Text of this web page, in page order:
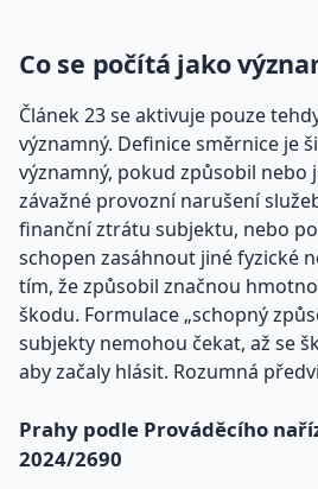
Co se počítá jako
Článek 23 se aktivuje pouze
významný. Definice směrnice je
významný, pokud způsobil nebo
závažné provozní narušení
finanční ztrátu subjektu, nebo
schopen zasáhnout jiné fyzické
tím, že způsobil značnou
škodu. Formulace „schopný
subjekty nemohou čekat, až se
aby začaly hlásit. Rozumná
Prahy podle Prováděcího
2024/2690